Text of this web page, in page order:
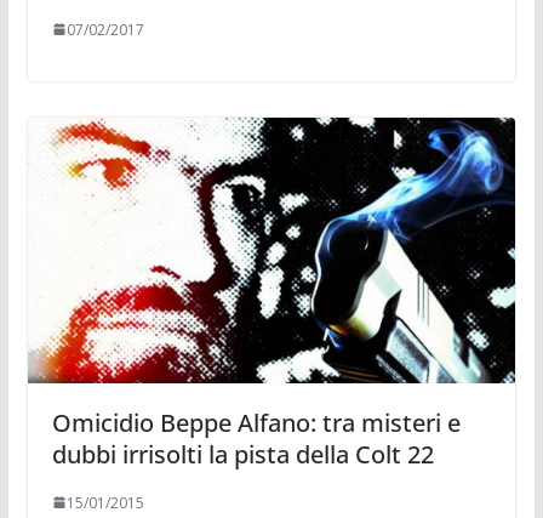
07/02/2017
Omicidio Beppe Alfano: tra misteri e
dubbi irrisolti la pista della Colt 22
15/01/2015